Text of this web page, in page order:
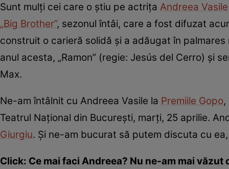
Sunt mulți cei care o știu pe actrița Andreea
„Big Brother”, sezonul întâi, care a fost difuzat
construit o carieră solidă și a adăugat în
anul acesta, „Ramon” (regie: Jesús del Cerro) și
Max.
Ne-am întâlnit cu Andreea Vasile la Premiile Gopo
Teatrul Național din București, marți, 25 aprilie.
Giurgiu. Și ne-am bucurat să putem discuta cu
Click: Ce mai faci Andreea? Nu ne-am mai văzut